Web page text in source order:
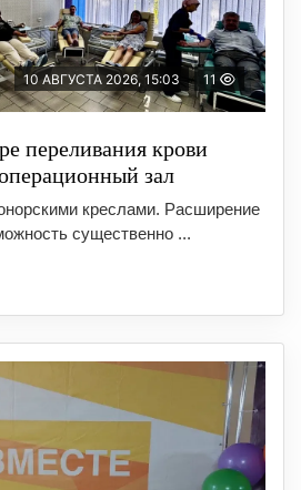
10 АВГУСТА 2026, 15:03 11
переливания крови
зал
креслами. Расширение
существенно ...